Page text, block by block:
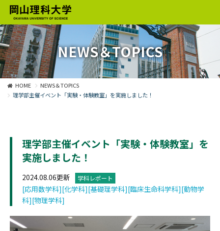
NEWS＆TOPICS
HOME
NEWS＆TOPICS
理学部主催イベント「実験・体験教室」を実施しました！
理学部主催イベント「実験・体験教室」を
実施しました！
2024.08.06更新 学科レポート
[応用数学科][化学科][基礎理学科][臨床生命科学科][動物学
科][物理学科]